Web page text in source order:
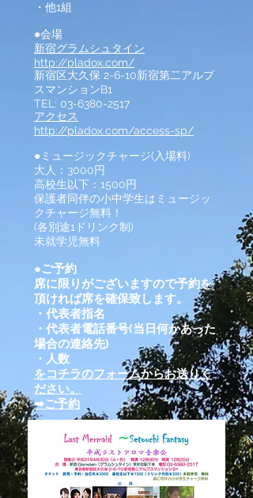
・他1組
●会場
新宿グラムシュタイン
http://pladox.com/
新宿区大久保 2-6-10新宿第二アルプ
スマンションB1
TEL: 03-6380-2517
アクセス
http://pladox.com/access-sp/
●ミュージックチャージ(入場料)
大人：3000円
高校生以下：1500円
保護者同伴の小中学生はミュージッ
クチャージ無料！
(各別途1ドリンク制)
未就学児無料
●ご予約
席に限りがございますので予約を
頂ければ席を確保致します。
・代表者指名
・代表者電話番号(当日何かあった
場合の連絡先)
・人数
をコチラのフォームからお送りく
ださい。
➡ご予約